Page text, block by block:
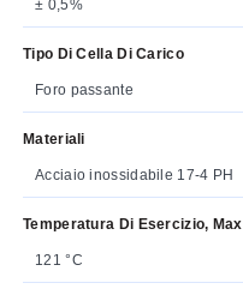
± 0,5%
Tipo Di Cella Di Carico
Foro passante
Materiali
Acciaio inossidabile 17-4 PH
Temperatura Di Esercizio, Max
121 °C